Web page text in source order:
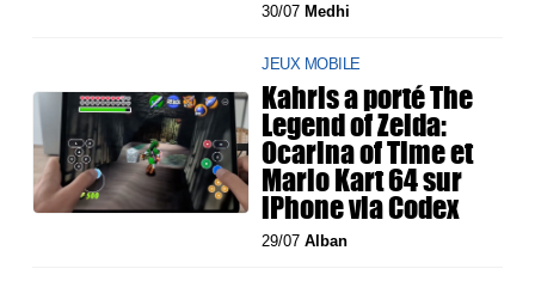
30/07Medhi
JEUX MOBILE
Kahris a porté The
Legend of Zelda:
Ocarina of Time et
Mario Kart 64 sur
iPhone via Codex
29/07Alban